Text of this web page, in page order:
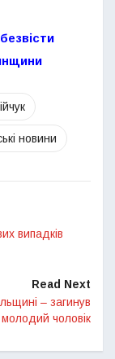
новини
випадків
Read Next
– загинув
молодий чоловік